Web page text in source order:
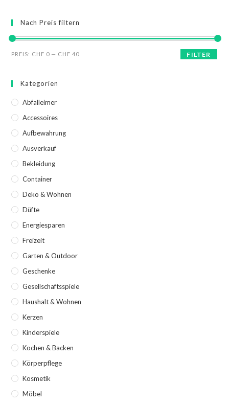
Nach Preis filtern
FILTER
PREIS: CHF 0 — CHF 40
Kategorien
Abfalleimer
Accessoires
Aufbewahrung
Ausverkauf
Bekleidung
Container
Deko & Wohnen
Düfte
Energiesparen
Freizeit
Garten & Outdoor
Geschenke
Gesellschaftsspiele
Haushalt & Wohnen
Kerzen
Kinderspiele
Kochen & Backen
Körperpflege
Kosmetik
Möbel